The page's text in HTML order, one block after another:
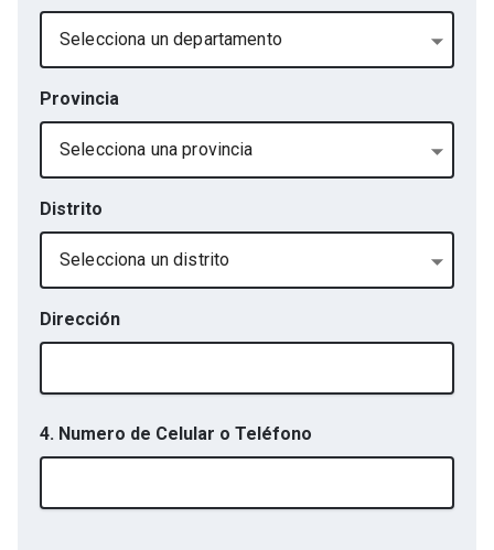
Selecciona un departamento
Provincia
Selecciona una provincia
Distrito
Selecciona un distrito
Dirección
4. Numero de Celular o Teléfono